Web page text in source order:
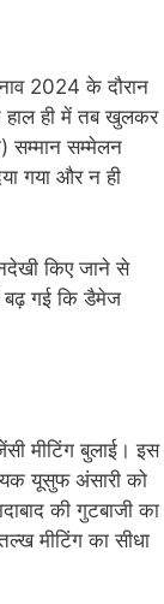
2024 के दौरान
हाल ही में तब खुलकर
सम्मान सम्मेलन
गया और न ही
किए जाने से
बढ़ गई कि डैमेज
मीटिंग बुलाई। इस
यूसुफ अंसारी को
की गुटबाजी का
मीटिंग का सीधा